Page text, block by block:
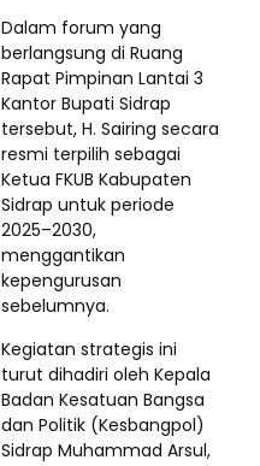
Dalam forum yang
berlangsung di Ruang
Rapat Pimpinan Lantai 3
Kantor Bupati Sidrap
tersebut, H. Sairing secara
resmi terpilih sebagai
Ketua FKUB Kabupaten
Sidrap untuk periode
2025–2030,
menggantikan
kepengurusan
sebelumnya.
Kegiatan strategis ini
turut dihadiri oleh Kepala
Badan Kesatuan Bangsa
dan Politik (Kesbangpol)
Sidrap Muhammad Arsul,